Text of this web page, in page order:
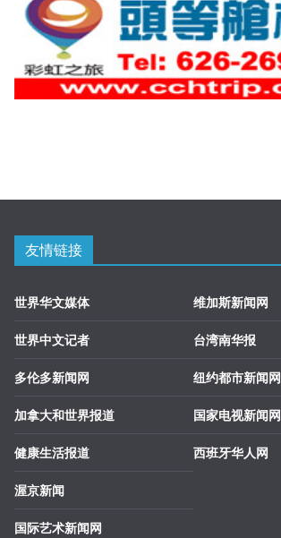
友情链接
世界华文媒体
世界中文记者
多伦多新闻网
加拿大和世界报道
健康生活报道
渥京新闻
国际艺术新闻网
维加斯新闻网
台湾南华报
纽约都市新闻网
国家电视新闻网
西班牙华人网